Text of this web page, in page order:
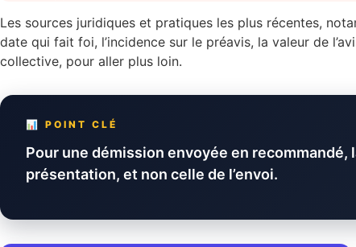
Les sources juridiques et pratiques les plus récentes,
date qui fait foi, l’incidence sur le préavis, la valeur de
collective, pour aller plus loin.
📊 POINT CLÉ
Pour une démission envoyée en
présentation, et non celle de l’envoi.